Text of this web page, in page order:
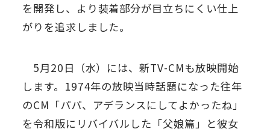
を開発し、より装着部分が目立ちにくい仕上
がりを追求しました。
5月20日（水）には、新TV-CMも放映開始
します。1974年の放映当時話題になった往年
のCM「パパ、アデランスにしてよかったね」
を令和版にリバイバルした「父娘篇」と彼女